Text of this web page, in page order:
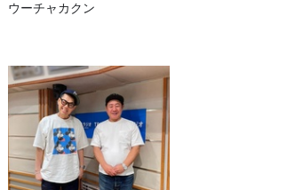
ウーチャカクン